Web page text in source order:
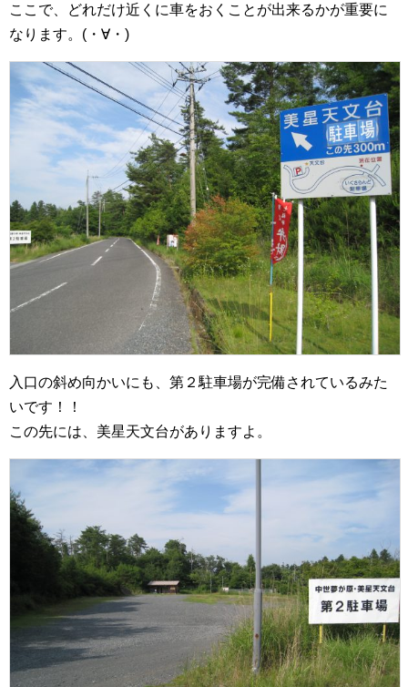
ここで、どれだけ近くに車をおくことが出来るかが重要に
なります。(・∀・)
入口の斜め向かいにも、第２駐車場が完備されているみた
いです！！
この先には、美星天文台がありますよ。